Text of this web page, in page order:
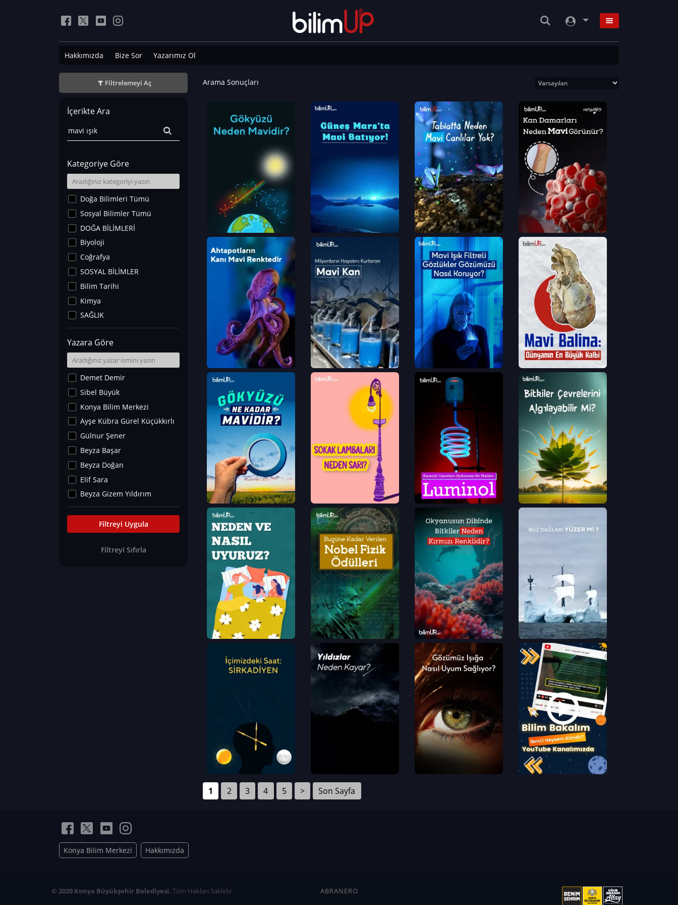
Hakkımızda Bize Sor Yazarımız Ol
Filtrelemeyi Aç
İçerikte Ara
Kategoriye Göre
Doğa Bilimleri Tümü
Sosyal Bilimler Tümü
DOĞA BİLİMLERİ
Biyoloji
Coğrafya
SOSYAL BİLİMLER
Bilim Tarihi
Kimya
SAĞLIK
Sanat Tarihi
Fizik
Yer Bilimleri
Astronomi ve Uzay
Noroloji
Matematik
Teknoloji
İklim Değişikliği
Arkeoloji
Kültür&Sanat
Yaşam Tavsiyeleri
Merakoloji
Eğitim Bilimleri
Yazara Göre
Demet Demir
Sibel Büyük
Konya Bilim Merkezi
Ayşe Kübra Gürel Küçükkırlı
Gülnur Şener
Beyza Başar
Beyza Doğan
Elif Sara
Beyza Gizem Yıldırım
İlknur İyigökler
Büşra Elif Kıvrak
Can TORUN
Filtreyi Uygula
Filtreyi Sıfırla
Arama Sonuçları
1 2 3 4 5 > Son Sayfa
Konya Bilim Merkezi Hakkımızda
© 2020 Konya Büyükşehir Belediyesi. Tüm Hakları Saklıdır ABRANERO